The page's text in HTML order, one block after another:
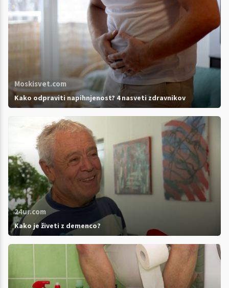
Moskisvet.com
Kako odpraviti napihnjenost? 4 nasveti zdravnikov
24ur.com
Kako je živeti z demenco?